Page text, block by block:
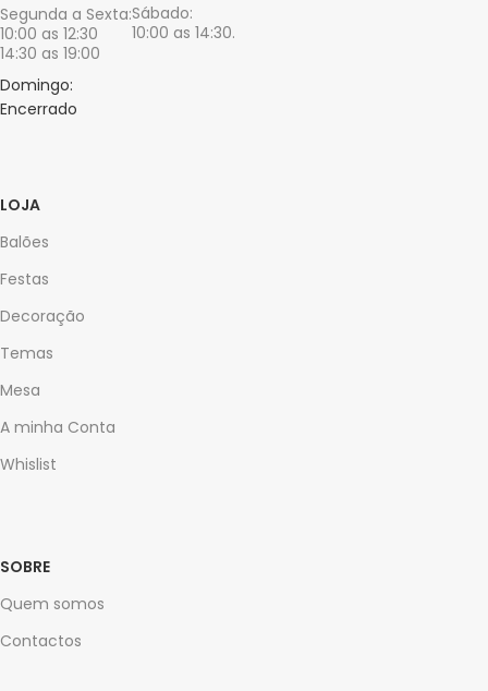
Segunda a Sexta:
10:00 as 12:30
14:30 as 19:00
Sábado:
10:00 as 14:30.
Domingo:
Encerrado
LOJA
Balões
Festas
Decoração
Temas
Mesa
A minha Conta
Whislist
SOBRE
Quem somos
Contactos